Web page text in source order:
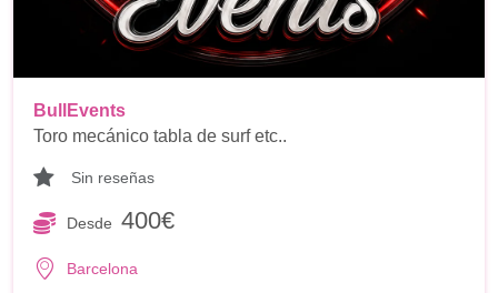
BullEvents
Toro mecánico tabla de surf etc..
Sin reseñas
Desde 400€
Barcelona